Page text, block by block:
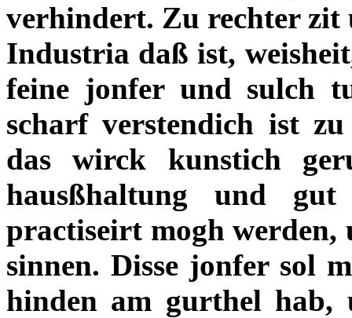
verhindert. Zu rechter zit
Industria daß ist,
feine jonfer und sulch
scharf verstendich ist
das wirck kunstich
hausßhaltung und
practiseirt mogh
sinnen. Disse jonfer sol
hinden am gurthel hab,